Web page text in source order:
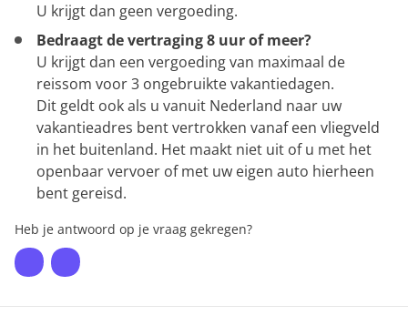
U krijgt dan geen vergoeding.
Bedraagt de vertraging 8 uur of meer?
U krijgt dan een vergoeding van maximaal de
reissom voor 3 ongebruikte vakantiedagen.
Dit geldt ook als u vanuit Nederland naar uw
vakantieadres bent vertrokken vanaf een vliegveld
in het buitenland. Het maakt niet uit of u met het
openbaar vervoer of met uw eigen auto hierheen
bent gereisd.
Heb je antwoord op je vraag gekregen?